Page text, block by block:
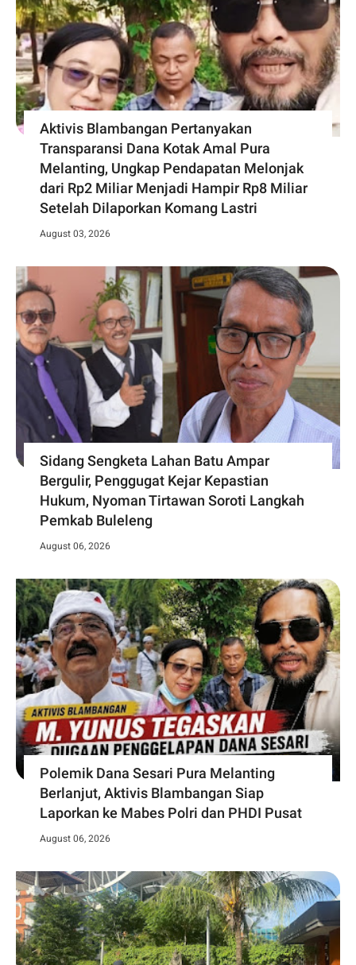
Aktivis Blambangan Pertanyakan
Transparansi Dana Kotak Amal Pura
Melanting, Ungkap Pendapatan Melonjak
dari Rp2 Miliar Menjadi Hampir Rp8 Miliar
Setelah Dilaporkan Komang Lastri
August 03, 2026
Sidang Sengketa Lahan Batu Ampar
Bergulir, Penggugat Kejar Kepastian
Hukum, Nyoman Tirtawan Soroti Langkah
Pemkab Buleleng
August 06, 2026
Polemik Dana Sesari Pura Melanting
Berlanjut, Aktivis Blambangan Siap
Laporkan ke Mabes Polri dan PHDI Pusat
August 06, 2026